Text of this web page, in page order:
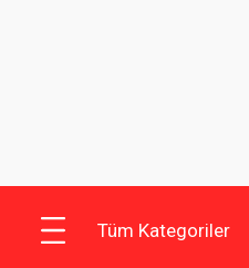
Tüm Kategoriler